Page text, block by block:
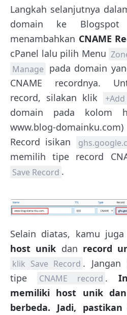
Langkah selanjutnya
domain ke
menambahkan CNAME
cPanel lalu pilih Menu
Manage pada domain
CNAME recordnya.
record, silakan klik
domain pada kolom
www.blog-
Record isikan
memilih tipe record
Save Record .
Selain diatas, kamu
host unik dan record
klik Save Record .
tipe
CNAME record .
memiliki host unik
berbeda. Jadi,